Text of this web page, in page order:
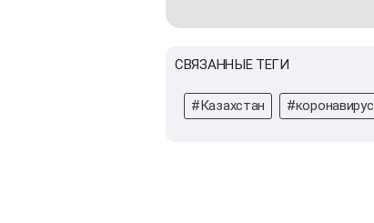
СВЯЗАННЫЕ ТЕГИ
#Казахстан #коронавирус